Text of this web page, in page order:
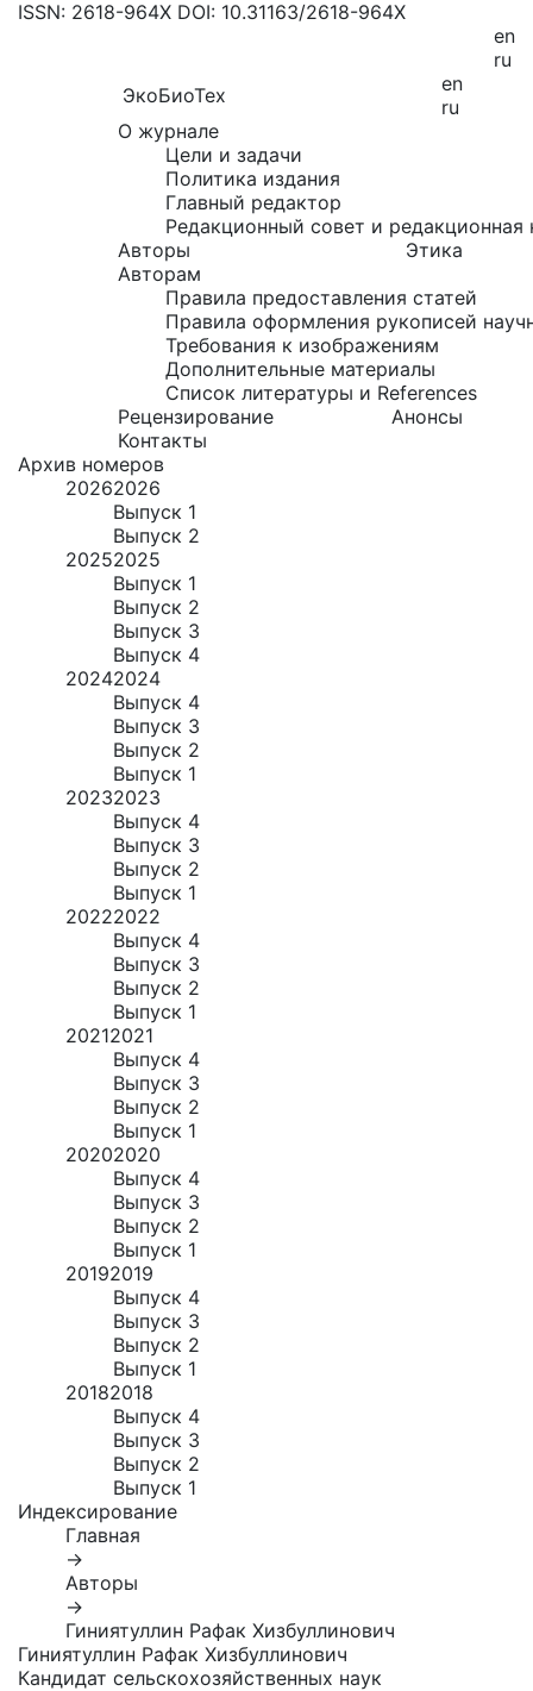
ISSN: 2618-964X DOI: 10.31163/2618-964X
en
ru
ЭкоБиоТех
en
ru
О журнале
Цели и задачи
Политика издания
Главный редактор
Редакционный совет и редакционная
Авторы
Этика
Авторам
Правила предоставления статей
Правила оформления рукописей
Требования к изображениям
Дополнительные материалы
Список литературы и References
Рецензирование
Анонсы
Контакты
Архив номеров
20262026
Выпуск 1
Выпуск 2
20252025
Выпуск 1
Выпуск 2
Выпуск 3
Выпуск 4
20242024
Выпуск 4
Выпуск 3
Выпуск 2
Выпуск 1
20232023
Выпуск 4
Выпуск 3
Выпуск 2
Выпуск 1
20222022
Выпуск 4
Выпуск 3
Выпуск 2
Выпуск 1
20212021
Выпуск 4
Выпуск 3
Выпуск 2
Выпуск 1
20202020
Выпуск 4
Выпуск 3
Выпуск 2
Выпуск 1
20192019
Выпуск 4
Выпуск 3
Выпуск 2
Выпуск 1
20182018
Выпуск 4
Выпуск 3
Выпуск 2
Выпуск 1
Индексирование
Главная
→
Авторы
→
Гиниятуллин Рафак Хизбуллинович
Гиниятуллин Рафак Хизбуллинович
Кандидат сельскохозяйственных наук